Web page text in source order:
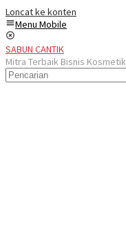
Loncat ke konten
Menu Mobile
SABUN CANTIK
Mitra Terbaik Bisnis Kosmetik